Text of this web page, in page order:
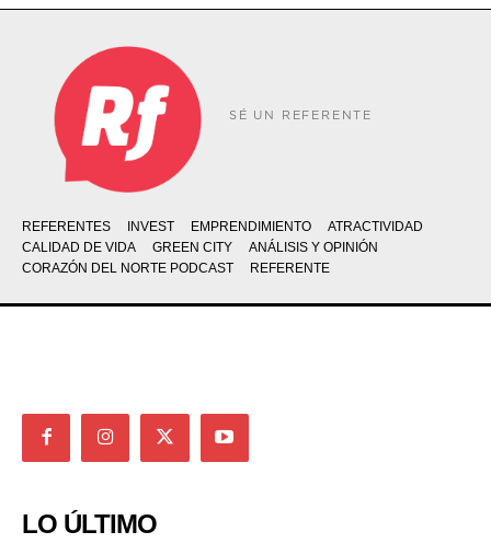
SÉ UN REFERENTE
REFERENTES INVEST EMPRENDIMIENTO
ATRACTIVIDAD
CALIDAD DE VIDA
GREEN CITY
ANÁLISIS Y OPINIÓN
CORAZÓN DEL NORTE PODCAST
REFERENTE
LO ÚLTIMO